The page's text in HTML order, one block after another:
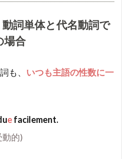
動詞単体と代名動詞で
場合
も、 いつも主語の性数に一
efacilement.
動的)